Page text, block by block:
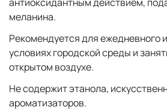
меланина.
Рекомендуется для ежедневного
условиях городской среды и
открытом воздухе.
Не содержит этанола,
ароматизаторов.